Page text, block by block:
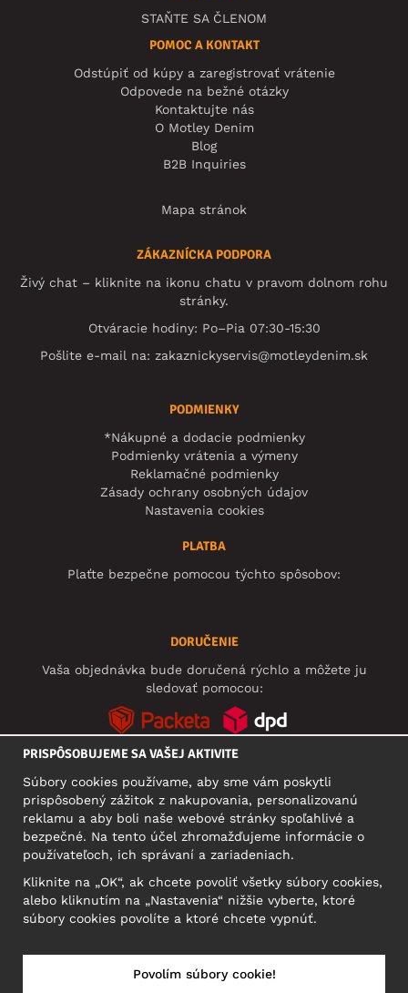
STAŇTE SA ČLENOM
POMOC A KONTAKT
Odstúpiť od kúpy a zaregistrovať vrátenie
Odpovede na bežné otázky
Kontaktujte nás
O Motley Denim
Blog
B2B Inquiries
Mapa stránok
ZÁKAZNÍCKA PODPORA
Živý chat – kliknite na ikonu chatu v pravom dolnom rohu
stránky.
Otváracie hodiny: Po–Pia 07:30-15:30
Pošlite e-mail na: zakaznickyservis@motleydenim.sk
PODMIENKY
*Nákupné a dodacie podmienky
Podmienky vrátenia a výmeny
Reklamačné podmienky
Zásady ochrany osobných údajov
Nastavenia cookies
PLATBA
Plaťte bezpečne pomocou týchto spôsobov:
DORUČENIE
Vaša objednávka bude doručená rýchlo a môžete ju
sledovať pomocou:
SOCIÁLNE SIETE
Motley Denim Europe OÜ
Narva mnt 5, EE-10117 Tallinn
Upozornenie: Na túto adresu **neposielajte vrátený tovar!
PRISPÔSOBUJEME SA VAŠEJ AKTIVITE
Súbory cookies používame, aby sme vám poskytli
prispôsobený zážitok z nakupovania, personalizovanú
reklamu a aby boli naše webové stránky spoľahlivé a
bezpečné. Na tento účel zhromažďujeme informácie o
používateľoch, ich správaní a zariadeniach.
Kliknite na „OK“, ak chcete povoliť všetky súbory cookies,
alebo kliknutím na „Nastavenia“ nižšie vyberte, ktoré
súbory cookies povolíte a ktoré chcete vypnúť.
Povolím súbory cookie!